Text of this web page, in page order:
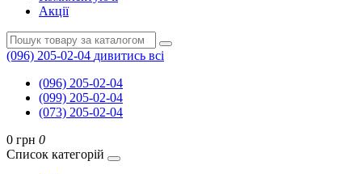
Акції
(096) 205-02-04 дивитись всі
(096) 205-02-04
(099) 205-02-04
(073) 205-02-04
0 грн 0
Список категорій